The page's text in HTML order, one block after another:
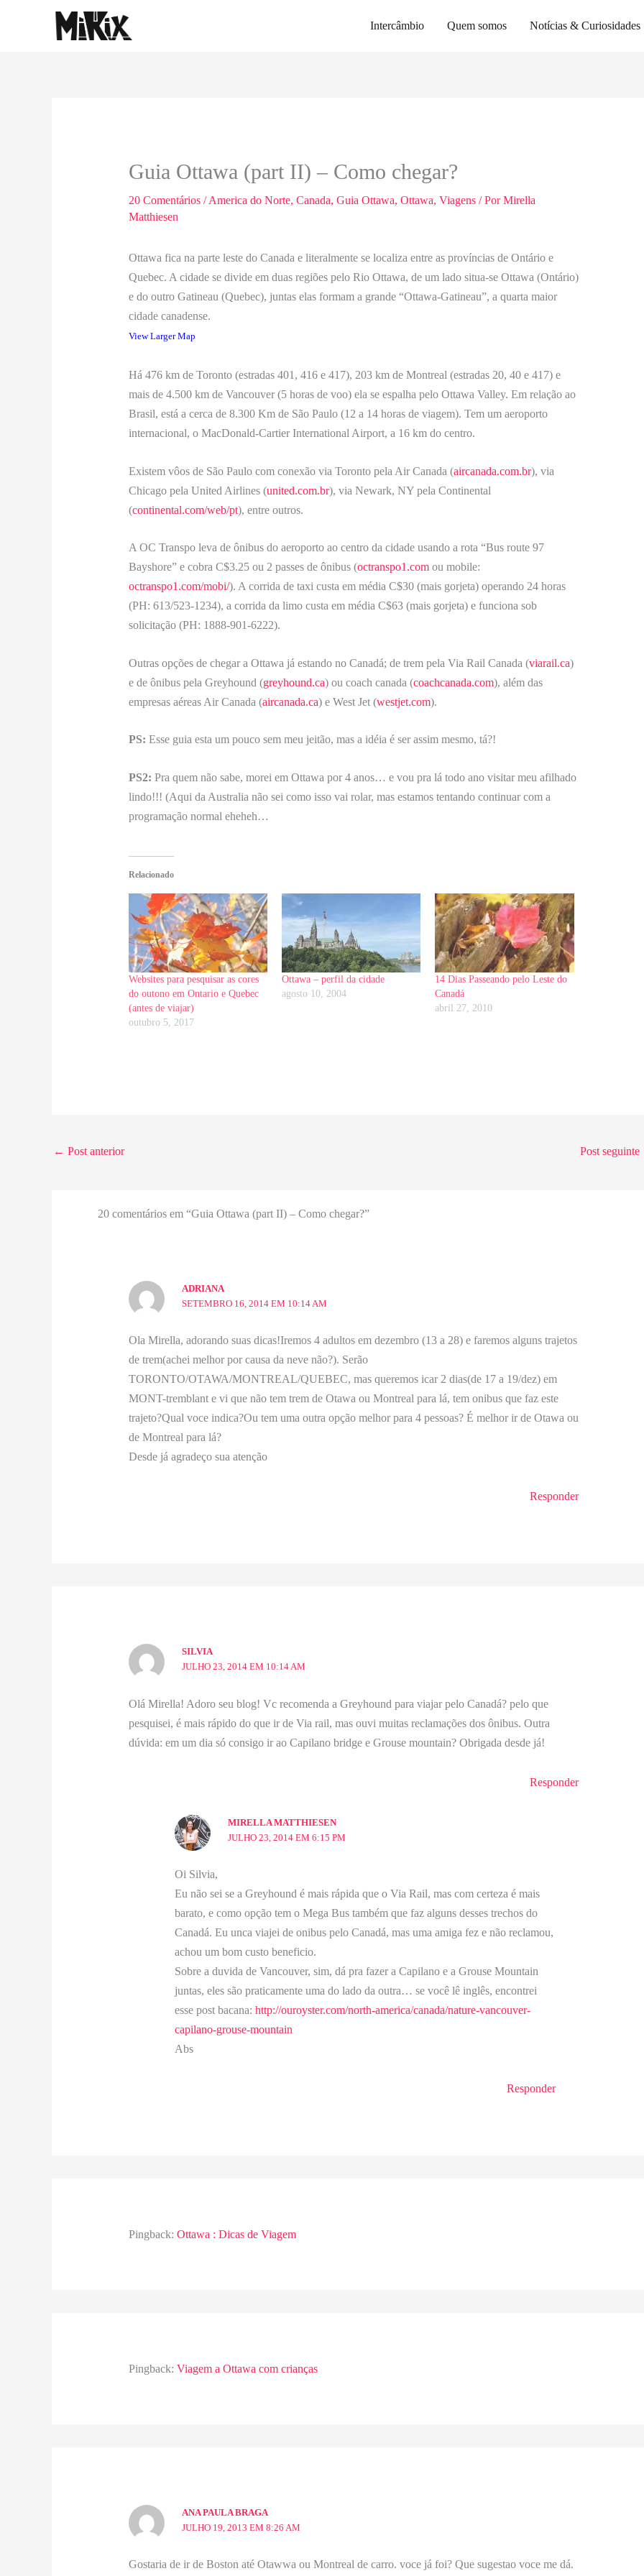
Intercâmbio Quem somos Notícias & Curiosidades
Guia Ottawa (part II) – Como chegar?
20 Comentários /America do Norte, Canada, Guia Ottawa, Ottawa, Viagens/ PorMirella
Matthiesen
Ottawa fica na parte leste do Canada e literalmente se localiza entre as províncias de Ontário e
Quebec. A cidade se divide em duas regiões pelo Rio Ottawa, de um lado situa-se Ottawa (Ontário)
e do outro Gatineau (Quebec), juntas elas formam a grande “Ottawa-Gatineau”, a quarta maior
cidade canadense.
View Larger Map
Há 476 km de Toronto (estradas 401, 416 e 417), 203 km de Montreal (estradas 20, 40 e 417) e
mais de 4.500 km de Vancouver (5 horas de voo) ela se espalha pelo Ottawa Valley. Em relação ao
Brasil, está a cerca de 8.300 Km de São Paulo (12 a 14 horas de viagem). Tem um aeroporto
internacional, o MacDonald-Cartier International Airport, a 16 km do centro.
Existem vôos de São Paulo com conexão via Toronto pela Air Canada (aircanada.com.br), via
Chicago pela United Airlines (united.com.br), via Newark, NY pela Continental
(continental.com/web/pt), entre outros.
A OC Transpo leva de ônibus do aeroporto ao centro da cidade usando a rota “Bus route 97
Bayshore” e cobra C$3.25 ou 2 passes de ônibus (octranspo1.comou mobile:
octranspo1.com/mobi/). A corrida de taxi custa em média C$30 (mais gorjeta) operando 24 horas
(PH: 613/523-1234), a corrida da limo custa em média C$63 (mais gorjeta) e funciona sob
solicitação (PH: 1888-901-6222).
Outras opções de chegar a Ottawa já estando no Canadá; de trem pela Via Rail Canada (viarail.ca)
e de ônibus pela Greyhound (greyhound.ca) ou coach canada (coachcanada.com), além das
empresas aéreas Air Canada (aircanada.ca) e West Jet (westjet.com).
PS: Esse guia esta um pouco sem meu jeitão, mas a idéia é ser assim mesmo, tá?!
PS2: Pra quem não sabe, morei em Ottawa por 4 anos… e vou pra lá todo ano visitar meu afilhado
lindo!!! (Aqui da Australia não sei como isso vai rolar, mas estamos tentando continuar com a
programação normal eheheh…
Relacionado
Websites para pesquisar as cores
do outono em Ontario e Quebec
(antes de viajar)
outubro 5, 2017
Ottawa – perfil da cidade
agosto 10, 2004
14 Dias Passeando pelo Leste do
Canadá
abril 27, 2010
← Post anterior Post seguinte
20 comentários em “Guia Ottawa (part II) – Como chegar?”
ADRIANA
SETEMBRO 16, 2014 EM 10:14 AM
Ola Mirella, adorando suas dicas!Iremos 4 adultos em dezembro (13 a 28) e faremos alguns trajetos
de trem(achei melhor por causa da neve não?). Serão
TORONTO/OTAWA/MONTREAL/QUEBEC, mas queremos icar 2 dias(de 17 a 19/dez) em
MONT-tremblant e vi que não tem trem de Otawa ou Montreal para lá, tem onibus que faz este
trajeto?Qual voce indica?Ou tem uma outra opção melhor para 4 pessoas? É melhor ir de Otawa ou
de Montreal para lá?
Desde já agradeço sua atenção
Responder
SILVIA
JULHO 23, 2014 EM 10:14 AM
Olá Mirella! Adoro seu blog! Vc recomenda a Greyhound para viajar pelo Canadá? pelo que
pesquisei, é mais rápido do que ir de Via rail, mas ouvi muitas reclamações dos ônibus. Outra
dúvida: em um dia só consigo ir ao Capilano bridge e Grouse mountain? Obrigada desde já!
Responder
MIRELLA MATTHIESEN
JULHO 23, 2014 EM 6:15 PM
Oi Silvia,
Eu não sei se a Greyhound é mais rápida que o Via Rail, mas com certeza é mais
barato, e como opção tem o Mega Bus também que faz alguns desses trechos do
Canadá. Eu unca viajei de onibus pelo Canadá, mas uma amiga fez e não reclamou,
achou um bom custo beneficio.
Sobre a duvida de Vancouver, sim, dá pra fazer a Capilano e a Grouse Mountain
juntas, eles são praticamente uma do lado da outra… se você lê inglês, encontrei
esse post bacana: http://ouroyster.com/north-america/canada/nature-vancouver-
capilano-grouse-mountain
Abs
Responder
Pingback: Ottawa : Dicas de Viagem
Pingback: Viagem a Ottawa com crianças
ANA PAULA BRAGA
JULHO 19, 2013 EM 8:26 AM
Gostaria de ir de Boston até Otawwa ou Montreal de carro. voce já foi? Que sugestao voce me dá.